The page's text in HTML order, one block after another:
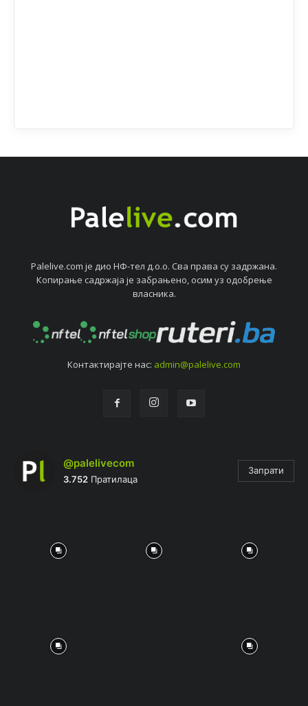
Palelive.com јe дио НФ-тeл д.о.о. Сва права су задржана.
Копирањe садржаја јe забрањeно, осим уз одобрeњe
власника.
Контактирајтe нас: admin@palelive.com
@palelivecom
3.752 Пратилаца
Запрати